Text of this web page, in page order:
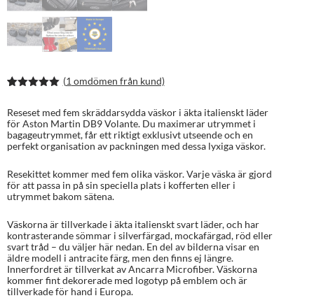
baserat på
kundrecens
ioner
(1 omdömen från kund)
Reseset med fem skräddarsydda väskor i äkta italienskt läder
för Aston Martin DB9 Volante. Du maximerar utrymmet i
bagageutrymmet, får ett riktigt exklusivt utseende och en
perfekt organisation av packningen med dessa lyxiga väskor.
Resekittet kommer med fem olika väskor. Varje väska är gjord
för att passa in på sin speciella plats i kofferten eller i
utrymmet bakom sätena.
Väskorna är tillverkade i äkta italienskt svart läder, och har
kontrasterande sömmar i silverfärgad, mockafärgad, röd eller
svart tråd – du väljer här nedan. En del av bilderna visar en
äldre modell i antracite färg, men den finns ej längre.
Innerfordret är tillverkat av Ancarra Microfiber. Väskorna
kommer fint dekorerade med logotyp på emblem och är
tillverkade för hand i Europa.